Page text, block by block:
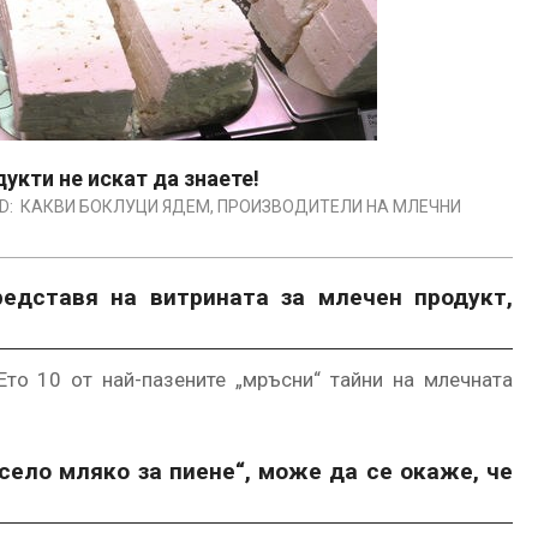
не искат да знаете!
КАКВИ БОКЛУЦИ ЯДЕМ, ПРОИЗВОДИТЕЛИ НА МЛЕЧНИ
на витрината за млечен продукт,
10 от най-пазените „мръсни“ тайни на млечната
мляко за пиене“, може да се окаже, че